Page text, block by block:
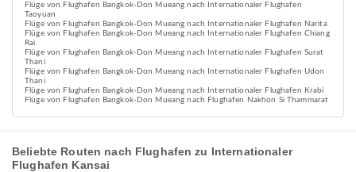
Flüge von Flughafen Bangkok-Don Mueang nach Internationaler Flughafen
Taoyuan
Flüge von Flughafen Bangkok-Don Mueang nach Internationaler Flughafen Narita
Flüge von Flughafen Bangkok-Don Mueang nach Internationaler Flughafen Chiang
Rai
Flüge von Flughafen Bangkok-Don Mueang nach Internationaler Flughafen Surat
Thani
Flüge von Flughafen Bangkok-Don Mueang nach Internationaler Flughafen Udon
Thani
Flüge von Flughafen Bangkok-Don Mueang nach Internationaler Flughafen Krabi
Flüge von Flughafen Bangkok-Don Mueang nach Flughafen Nakhon Si Thammarat
Beliebte Routen nach Flughafen zu Internationaler
Flughafen Kansai